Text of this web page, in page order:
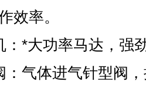
效率。
：*大功率马达，强
：气体进气针型阀